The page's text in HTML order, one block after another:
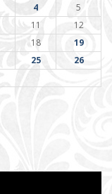
4
5
11
12
18
19
25
26